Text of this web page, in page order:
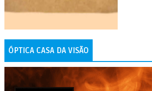
ÓPTICA CASA DA VISÃO